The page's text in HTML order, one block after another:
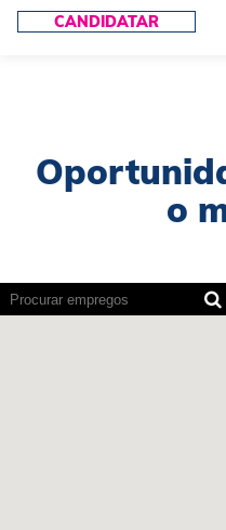
CANDIDATAR
o
Os
leitores